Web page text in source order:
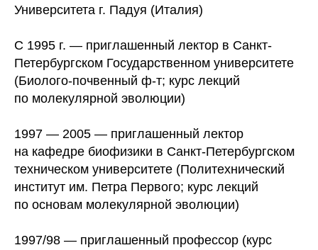
Университета г. Падуя (Италия)
С 1995 г. — приглашенный лектор в Санкт-
Петербургском Государственном университете
(Биолого-почвенный ф-т; курс лекций
по молекулярной эволюции)
1997 — 2005 — приглашенный лектор
на кафедре биофизики в Санкт-Петербургском
техническом университете (Политехнический
институт им. Петра Первого; курс лекций
по основам молекулярной эволюции)
1997/98 — приглашенный профессор (курс